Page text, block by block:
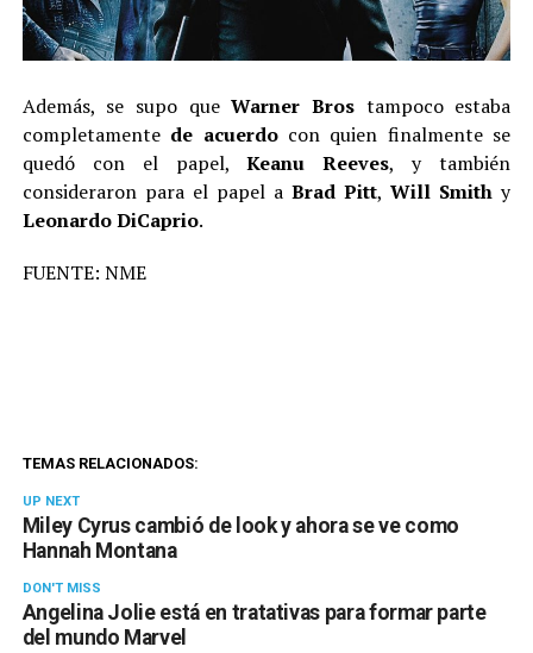
Además, se supo queWarner Bros tampoco estaba
completamente de acuerdocon quien finalmente se
quedó con el papel,Keanu Reeves, y también
consideraron para el papel aBrad Pitt,Will Smith y
Leonardo DiCaprio.
FUENTE: NME
TEMAS RELACIONADOS:
UP NEXT
Miley Cyrus cambió de look y ahora se ve como
Hannah Montana
DON'T MISS
Angelina Jolie está en tratativas para formar parte
del mundo Marvel